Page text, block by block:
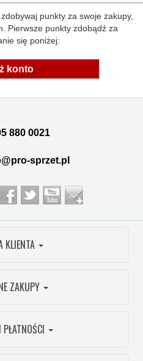
punkty za swoje zakupy,
Pierwsze punkty zdobądź za
się poniżej:
konto
880 0021
sprzet.pl
KLIENTA
ZAKUPY